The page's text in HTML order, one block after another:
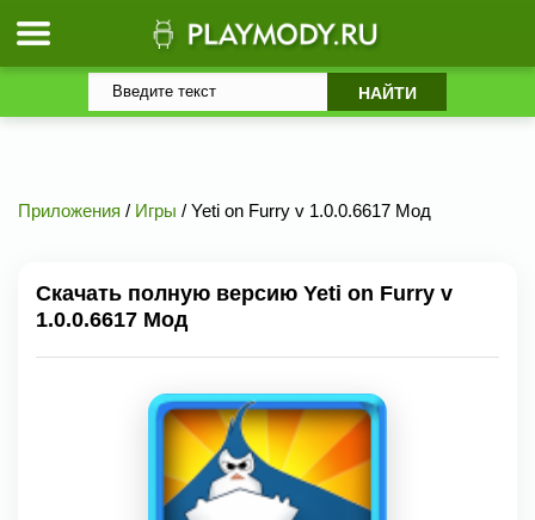
Приложения / Игры / Yeti on Furry v 1.0.0.6617 Мод
Скачать полную версию Yeti on Furry v
1.0.0.6617 Мод